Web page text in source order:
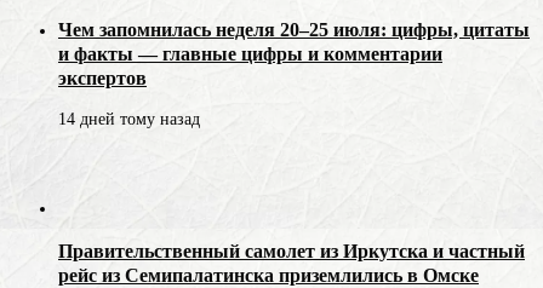
Чем запомнилась неделя 20–25 июля: цифры, цитаты
и факты — главные цифры и комментарии
экспертов
14 дней тому назад
Правительственный самолет из Иркутска и частный
рейс из Семипалатинска приземлились в Омске